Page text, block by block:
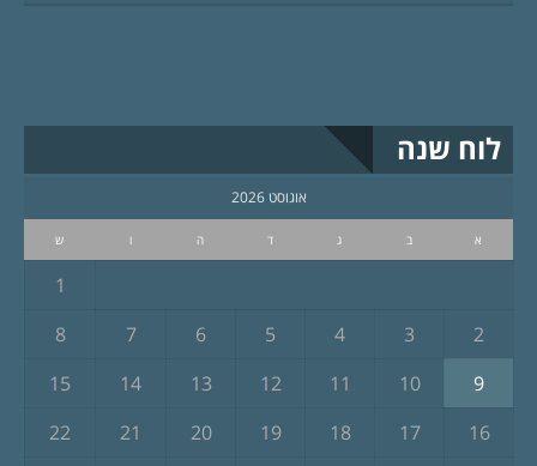
לוח שנה
אוגוסט 2026
א ב ג ד ה ו ש
1
2
3
4
5
6
7
8
9
10
11
12
13
14
15
16
17
18
19
20
21
22